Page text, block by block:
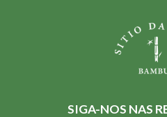
SIGA-NOS NAS